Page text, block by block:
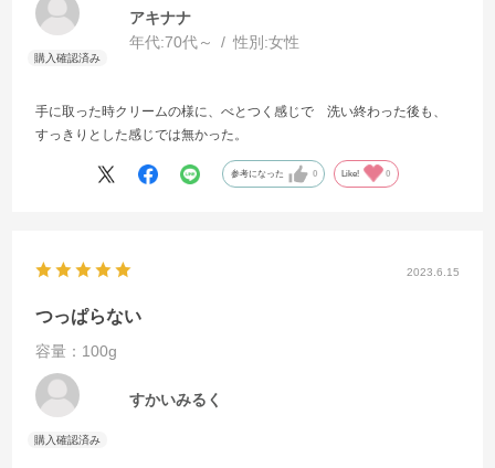
アキナナ
年代:70代～ 性別:女性
手に取った時クリームの様に、べとつく感じで 洗い終わった後も、
すっきりとした感じでは無かった。
参考になった 0 Like! 0
2023.6.15
つっぱらない
容量：100g
すかいみるく